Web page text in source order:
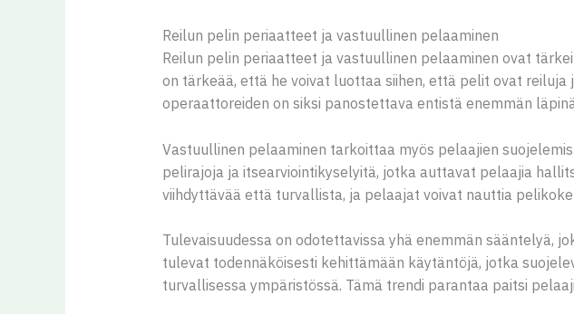
Reilun pelin periaatteet ja vastuullinen pelaaminen
Reilun pelin periaatteet ja vastuullinen pelaaminen ovat
on tärkeää, että he voivat luottaa siihen, että pelit ovat
operaattoreiden on siksi panostettava entistä enemmän
Vastuullinen pelaaminen tarkoittaa myös pelaajien
pelirajoja ja itsearviointikyselyitä, jotka auttavat pelaajia
viihdyttävää että turvallista, ja pelaajat voivat nauttia
Tulevaisuudessa on odotettavissa yhä enemmän sääntelyä,
tulevat todennäköisesti kehittämään käytäntöjä, jotka
turvallisessa ympäristössä. Tämä trendi parantaa paitsi